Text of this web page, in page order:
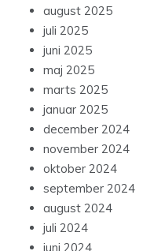
august 2025
juli 2025
juni 2025
maj 2025
marts 2025
januar 2025
december 2024
november 2024
oktober 2024
september 2024
august 2024
juli 2024
juni 2024